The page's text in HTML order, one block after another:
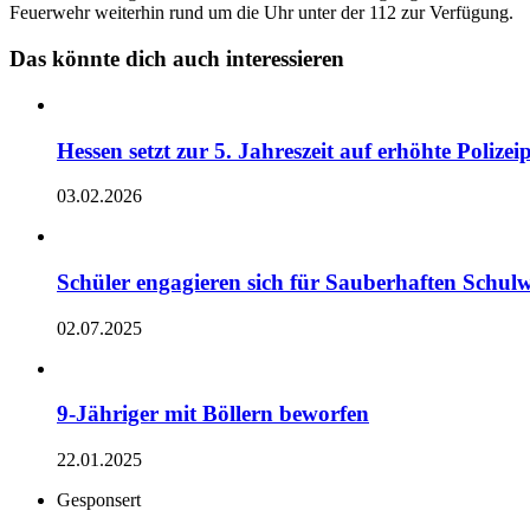
Feuerwehr weiterhin rund um die Uhr unter der 112 zur Verfügung.
Das könnte dich auch interessieren
Hessen setzt zur 5. Jahreszeit auf erhöhte
03.02.2026
Schüler engagieren sich für Sauberhaften
02.07.2025
9-Jähriger mit Böllern beworfen
22.01.2025
Gesponsert